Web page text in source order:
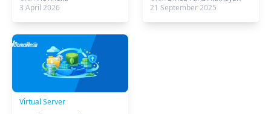
3 April 2026
21 September 2025
Virtual Server